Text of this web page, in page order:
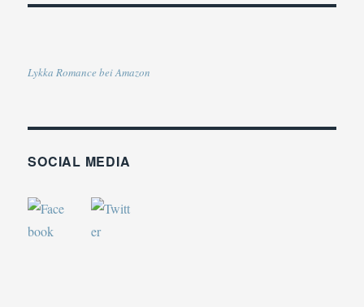
Lykka Romance bei Amazon
SOCIAL MEDIA